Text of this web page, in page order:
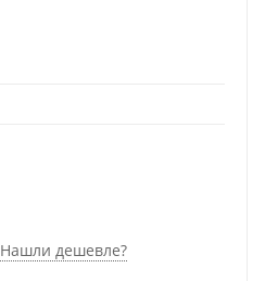
Нашли дешевле?